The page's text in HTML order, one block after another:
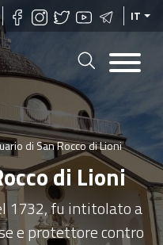
IT
di San Rocco di Lioni
di Lioni
1732, fu intitolato a
e protettore contro